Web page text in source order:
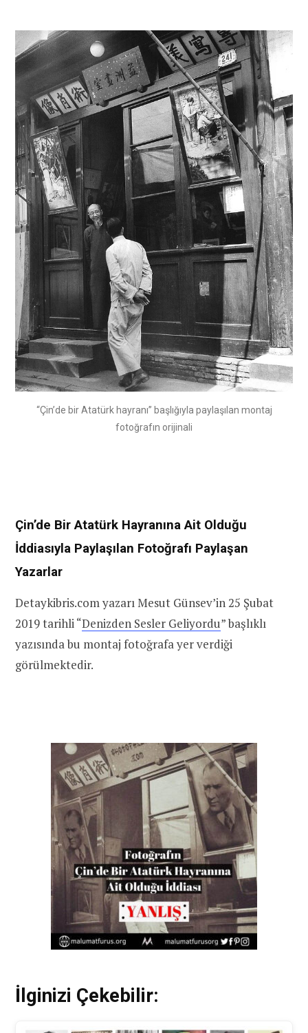
“Çin’de bir Atatürk hayranı” başlığıyla paylaşılan montaj
fotoğrafın orijinali
Çin’de Bir Atatürk Hayranına Ait Olduğu
İddiasıyla Paylaşılan Fotoğrafı Paylaşan
Yazarlar
Detaykibris.com yazarı Mesut Günsev’in 25 Şubat
2019 tarihli “Denizden Sesler Geliyordu” başlıklı
yazısında bu montaj fotoğrafa yer verdiği
görülmektedir.
İlginizi Çekebilir: